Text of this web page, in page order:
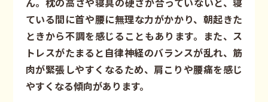
ている間に首や腰に無理な力がかかり、朝起きた
ときから不調を感じることもあります。また、ス
トレスがたまると自律神経のバランスが乱れ、筋
肉が緊張しやすくなるため、肩こりや腰痛を感じ
やすくなる傾向があります。